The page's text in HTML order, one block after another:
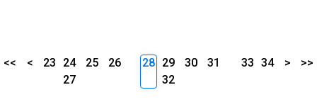
<< < 23 24 25
26
27
28 29 30
31
32
33 34 > >>